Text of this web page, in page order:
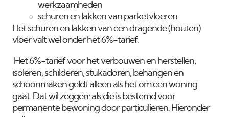
werkzaamheden
schuren en lakken van parketvloeren
Het schuren en lakken van een dragende (houten)
vloer valt wel onder het 6%-tarief.
Het 6%-tarief voor het verbouwen en herstellen,
isoleren, schilderen, stukadoren, behangen en
schoonmaken geldt alleen als het om een woning
gaat. Dat wil zeggen: als die is bestemd voor
permanente bewoning door particulieren. Hieronder